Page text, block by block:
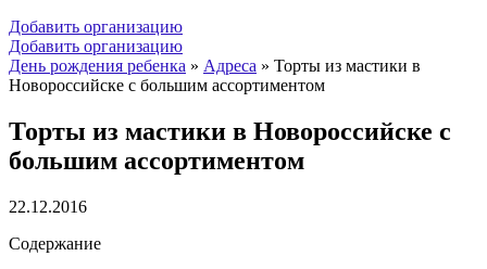
Добавить организацию
Добавить организацию
День рождения ребенка » Адреса » Торты из мастики в
Новороссийске с большим ассортиментом
Торты из мастики в Новороссийске с
большим ассортиментом
22.12.2016
Содержание